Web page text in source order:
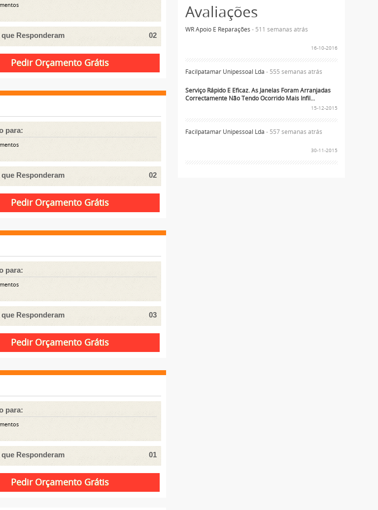
Responderam 02
para:
Responderam 02
para:
Responderam 03
para:
Responderam 01
Avaliações
WR Apoio E Reparações - 511 semanas atrás
16-10-2016
Facilpatamar Unipessoal Lda - 555 semanas atrás
Serviço Rápido E Eficaz. As Janelas Foram Arranjadas
Correctamente Não Tendo Ocorrido Mais Infil...
15-12-2015
Facilpatamar Unipessoal Lda - 557 semanas atrás
30-11-2015